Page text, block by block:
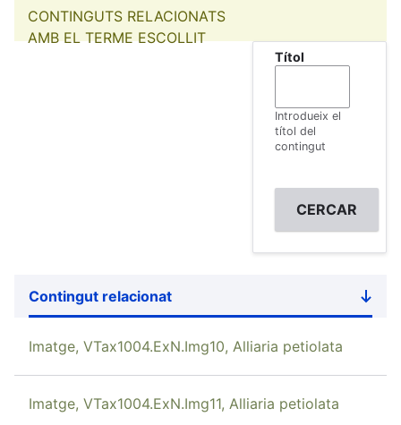
CONTINGUTS RELACIONATS
AMB EL TERME ESCOLLIT
Títol
Introdueix el
títol del
contingut
Contingut relacionat
Sort
Imatge, VTax1004.ExN.Img10, Alliaria petiolata
Imatge, VTax1004.ExN.Img11, Alliaria petiolata